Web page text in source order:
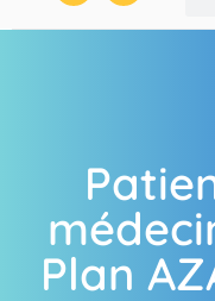
Plan